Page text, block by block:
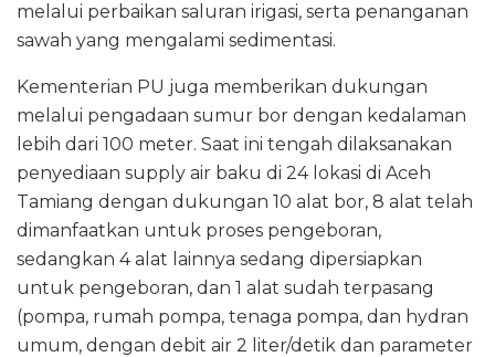
melalui perbaikan saluran irigasi, serta penanganan
sawah yang mengalami sedimentasi.
Kementerian PU juga memberikan dukungan
melalui pengadaan sumur bor dengan kedalaman
lebih dari 100 meter. Saat ini tengah dilaksanakan
penyediaan supply air baku di 24 lokasi di Aceh
Tamiang dengan dukungan 10 alat bor, 8 alat telah
dimanfaatkan untuk proses pengeboran,
sedangkan 4 alat lainnya sedang dipersiapkan
untuk pengeboran, dan 1 alat sudah terpasang
(pompa, rumah pompa, tenaga pompa, dan hydran
umum, dengan debit air 2 liter/detik dan parameter